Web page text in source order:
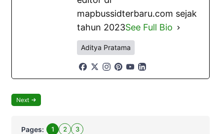
mapbussidterbaru.com sejak
tahun 2023See Full Bio
Aditya Pratama
Next
Pages: 1 2 3